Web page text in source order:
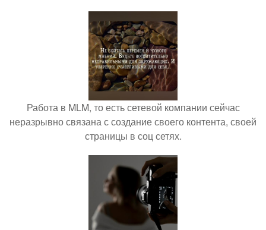
Работа в MLM, то есть сетевой компании сейчас
неразрывно связана с создание своего контента, своей
страницы в соц сетях.